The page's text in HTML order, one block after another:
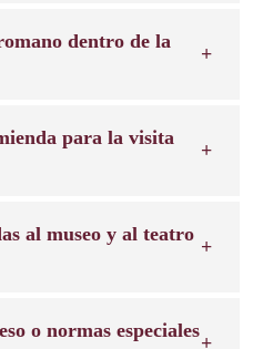
dentro de la
para la visita
al museo y al teatro
o normas especiales